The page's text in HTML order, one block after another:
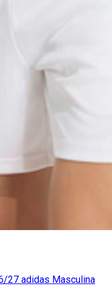
27 adidas Masculina